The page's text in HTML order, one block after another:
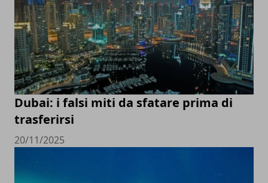
Dubai: i falsi miti da sfatare prima di
trasferirsi
20/11/2025